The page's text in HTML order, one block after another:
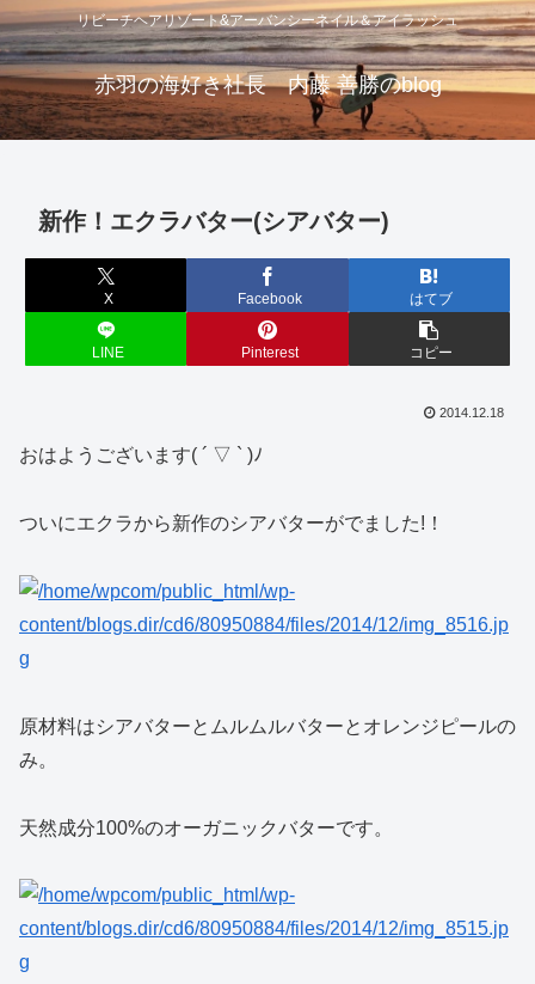
リビーチヘアリゾート&アーバンシーネイル＆アイラッシュ
赤羽の海好き社長 内藤 善勝のblog
新作！エクラバター(シアバター)
X Facebook はてブ
LINE Pinterest コピー
2014.12.18
おはようございます( ´ ▽ ` )ﾉ
ついにエクラから新作のシアバターがでました!！
原材料はシアバターとムルムルバターとオレンジピールの
み。
天然成分100%のオーガニックバターです。